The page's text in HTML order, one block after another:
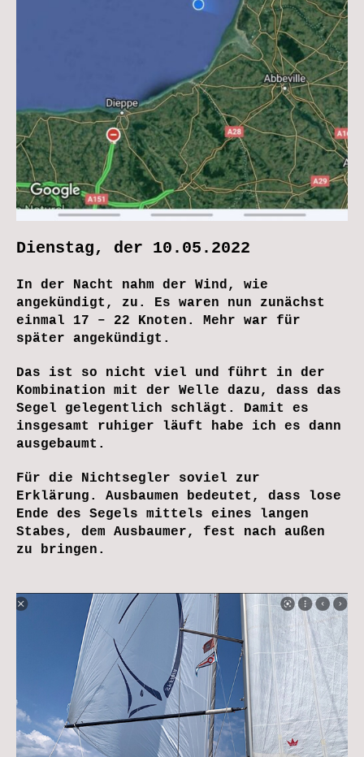
Dienstag, der 10.05.2022
In der Nacht nahm der Wind, wie
angekündigt, zu. Es waren nun zunächst
einmal 17 – 22 Knoten. Mehr war für
später angekündigt.
Das ist so nicht viel und führt in der
Kombination mit der Welle dazu, dass das
Segel gelegentlich schlägt. Damit es
insgesamt ruhiger läuft habe ich es dann
ausgebaumt.
Für die Nichtsegler soviel zur
Erklärung. Ausbaumen bedeutet, dass lose
Ende des Segels mittels eines langen
Stabes, dem Ausbaumer, fest nach außen
zu bringen.